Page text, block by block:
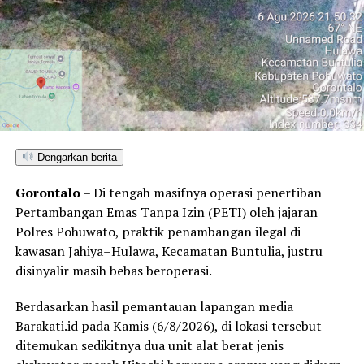
Dengarkan berita
Gorontalo– Di tengah masifnya operasi penertiban
Pertambangan Emas Tanpa Izin (PETI) oleh jajaran
Polres Pohuwato, praktik penambangan ilegal di
kawasan Jahiya–Hulawa, Kecamatan Buntulia, justru
disinyalir masih bebas beroperasi.
Berdasarkan hasil pemantauan lapangan media
Barakati.id pada Kamis (6/8/2026), di lokasi tersebut
ditemukan sedikitnya dua unit alat berat jenis